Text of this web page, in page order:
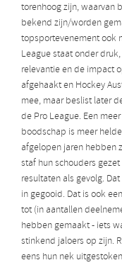
torenhoog zijn, waarvan
bekend zijn/worden
topsportevenement ook
League staat onder
relevantie en de impact
afgehaakt en Hockey
mee, maar beslist later
de Pro League. Een
boodschap is meer
afgelopen jaren hebben
staf hun schouders
resultaten als gevolg.
in gegooid. Dat is ook
tot (in aantallen
hebben gemaakt - iets
stinkend jaloers op zijn.
eens hun nek